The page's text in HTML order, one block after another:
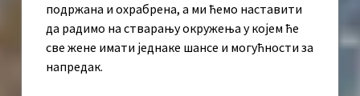
подржана и охрабрена, а ми ћемо наставити
да радимо на стварању окружења у којем ће
све жене имати једнаке шансе и могућности за
напредак.